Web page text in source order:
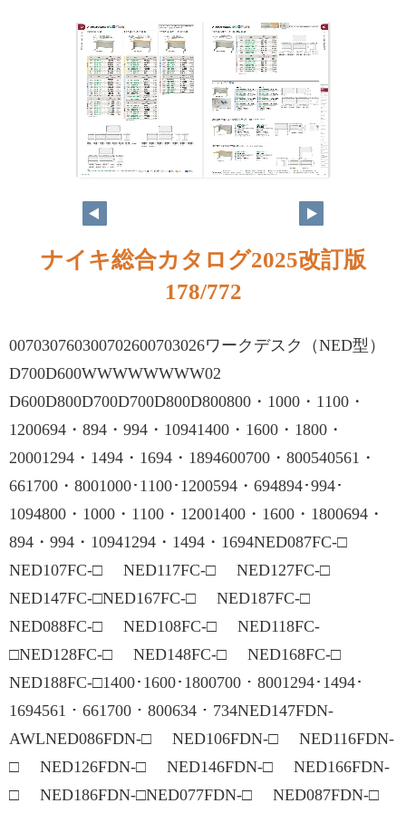
ナイキ総合カタログ2025改訂版
178/772
007030760300702600703026ワークデスク（NED型）
D700D600WWWWWWWW02
D600D800D700D700D800D800800・1000・1100・
1200694・894・994・10941400・1600・1800・
20001294・1494・1694・1894600700・800540561・
661700・8001000･1100･1200594・694894･994･
1094800・1000・1100・12001400・1600・1800694・
894・994・10941294・1494・1694NED087FC-□
NED107FC-□ NED117FC-□ NED127FC-□
NED147FC-□NED167FC-□ NED187FC-□
NED088FC-□ NED108FC-□ NED118FC-
□NED128FC-□ NED148FC-□ NED168FC-□
NED188FC-□1400･1600･1800700・8001294･1494･
1694561・661700・800634・734NED147FDN-
AWLNED086FDN-□ NED106FDN-□ NED116FDN-
□ NED126FDN-□ NED146FDN-□ NED166FDN-
□ NED186FDN-□NED077FDN-□ NED087FDN-□